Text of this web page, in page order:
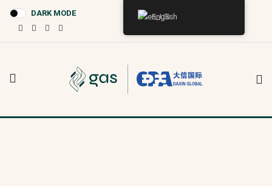
DARK MODE English